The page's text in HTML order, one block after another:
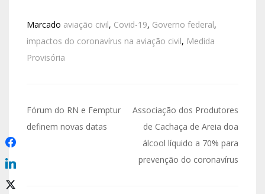
Marcado aviação civil, Covid-19, Governo federal,
impactos do coronavírus na aviação civil, Medida
Provisória
Fórum do RN e Femptur
definem novas datas
Associação dos Produtores
de Cachaça de Areia doa
álcool líquido a 70% para
prevenção do coronavírus